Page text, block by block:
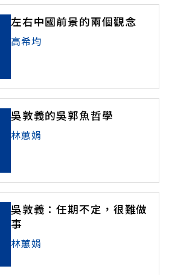
左右中國前景的兩個觀念
高希均
吳敦義的吳郭魚哲學
林蕙娟
吳敦義：任期不定，很難做
事
林蕙娟